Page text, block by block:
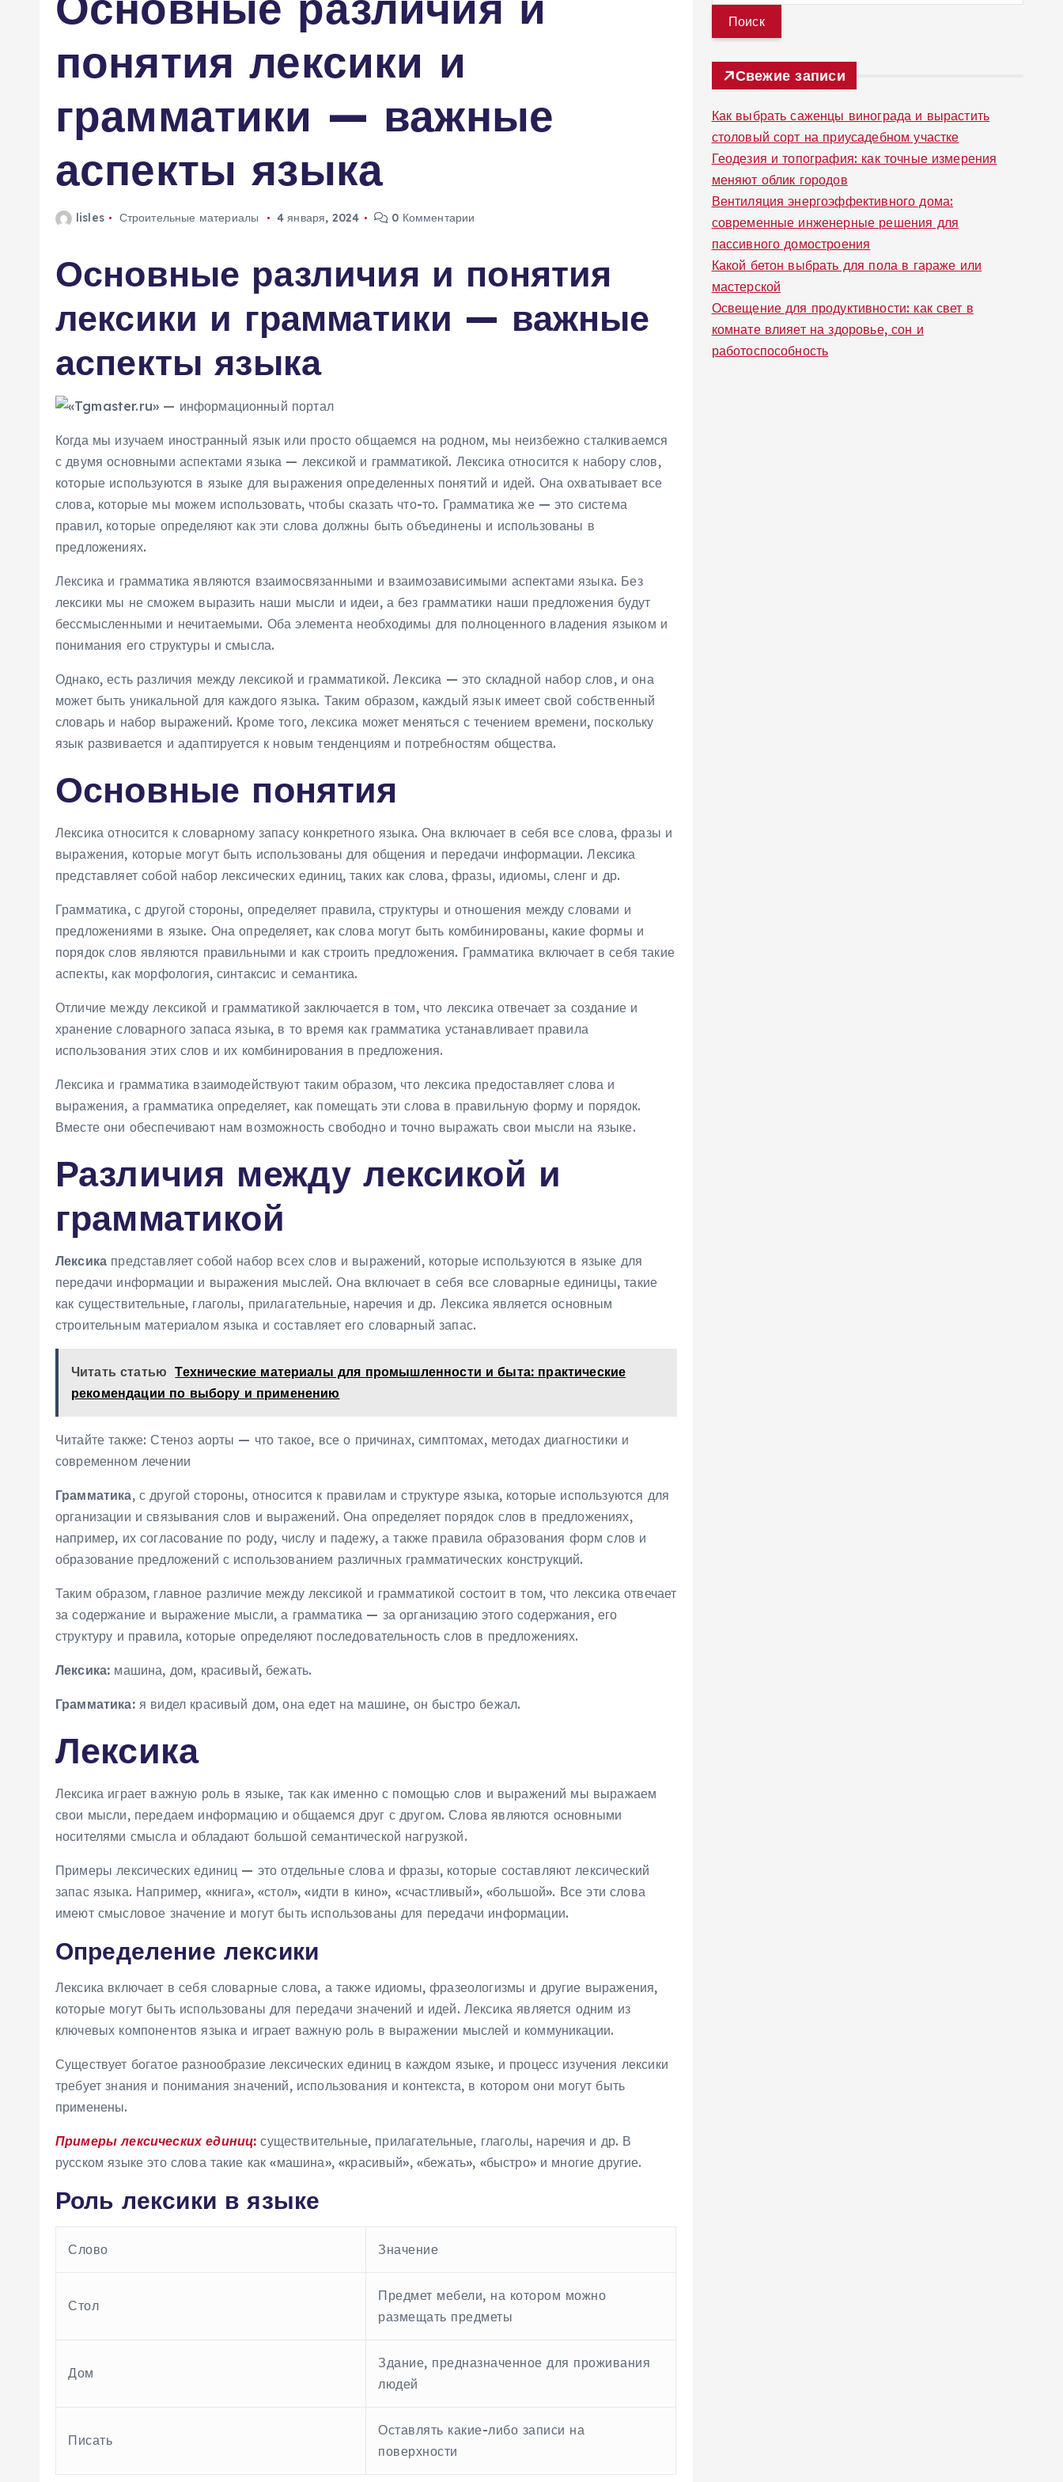
понятия лексики и
грамматики — важные
аспекты языка
lisles Строительные материалы 4 января, 2024 0 Комментарии
Основные различия и понятия
лексики и грамматики — важные
аспекты языка
Когда мы изучаем иностранный язык или просто общаемся на родном, мы неизбежно сталкиваемся
с двумя основными аспектами языка — лексикой и грамматикой. Лексика относится к набору слов,
которые используются в языке для выражения определенных понятий и идей. Она охватывает все
слова, которые мы можем использовать, чтобы сказать что-то. Грамматика же — это система
правил, которые определяют как эти слова должны быть объединены и использованы в
предложениях.
Лексика и грамматика являются взаимосвязанными и взаимозависимыми аспектами языка. Без
лексики мы не сможем выразить наши мысли и идеи, а без грамматики наши предложения будут
бессмысленными и нечитаемыми. Оба элемента необходимы для полноценного владения языком и
понимания его структуры и смысла.
Однако, есть различия между лексикой и грамматикой. Лексика — это складной набор слов, и она
может быть уникальной для каждого языка. Таким образом, каждый язык имеет свой собственный
словарь и набор выражений. Кроме того, лексика может меняться с течением времени, поскольку
язык развивается и адаптируется к новым тенденциям и потребностям общества.
Основные понятия
Лексика относится к словарному запасу конкретного языка. Она включает в себя все слова, фразы и
выражения, которые могут быть использованы для общения и передачи информации. Лексика
представляет собой набор лексических единиц, таких как слова, фразы, идиомы, сленг и др.
Грамматика, с другой стороны, определяет правила, структуры и отношения между словами и
предложениями в языке. Она определяет, как слова могут быть комбинированы, какие формы и
порядок слов являются правильными и как строить предложения. Грамматика включает в себя такие
аспекты, как морфология, синтаксис и семантика.
Отличие между лексикой и грамматикой заключается в том, что лексика отвечает за создание и
хранение словарного запаса языка, в то время как грамматика устанавливает правила
использования этих слов и их комбинирования в предложения.
Лексика и грамматика взаимодействуют таким образом, что лексика предоставляет слова и
выражения, а грамматика определяет, как помещать эти слова в правильную форму и порядок.
Вместе они обеспечивают нам возможность свободно и точно выражать свои мысли на языке.
Различия между лексикой и
грамматикой
Лексика представляет собой набор всех слов и выражений, которые используются в языке для
передачи информации и выражения мыслей. Она включает в себя все словарные единицы, такие
как существительные, глаголы, прилагательные, наречия и др. Лексика является основным
строительным материалом языка и составляет его словарный запас.
Читать статью Технические материалы для промышленности и быта: практические
рекомендации по выбору и применению
Читайте также: Стеноз аорты — что такое, все о причинах, симптомах, методах диагностики и
современном лечении
Грамматика, с другой стороны, относится к правилам и структуре языка, которые используются для
организации и связывания слов и выражений. Она определяет порядок слов в предложениях,
например, их согласование по роду, числу и падежу, а также правила образования форм слов и
образование предложений с использованием различных грамматических конструкций.
Таким образом, главное различие между лексикой и грамматикой состоит в том, что лексика отвечает
за содержание и выражение мысли, а грамматика — за организацию этого содержания, его
структуру и правила, которые определяют последовательность слов в предложениях.
Лексика: машина, дом, красивый, бежать.
Грамматика:я видел красивый дом, она едет на машине, он быстро бежал.
Лексика
Лексика играет важную роль в языке, так как именно с помощью слов и выражений мы выражаем
свои мысли, передаем информацию и общаемся друг с другом. Слова являются основными
носителями смысла и обладают большой семантической нагрузкой.
Примеры лексических единиц — это отдельные слова и фразы, которые составляют лексический
запас языка. Например, «книга», «стол», «идти в кино», «счастливый», «большой». Все эти слова
имеют смысловое значение и могут быть использованы для передачи информации.
Определение лексики
Лексика включает в себя словарные слова, а также идиомы, фразеологизмы и другие выражения,
которые могут быть использованы для передачи значений и идей. Лексика является одним из
ключевых компонентов языка и играет важную роль в выражении мыслей и коммуникации.
Существует богатое разнообразие лексических единиц в каждом языке, и процесс изучения лексики
требует знания и понимания значений, использования и контекста, в котором они могут быть
применены.
Примеры лексических единиц: существительные, прилагательные, глаголы, наречия и др. В
русском языке это слова такие как «машина», «красивый», «бежать», «быстро» и многие другие.
Роль лексики в языке
Слово Значение
Стол
Предмет мебели, на котором можно
размещать предметы
Дом
Здание, предназначенное для проживания
людей
Писать
Оставлять какие-либо записи на
поверхности
т
и
Свежие записи
Как выбрать саженцы винограда и вырастить
столовый сорт на приусадебном участке
Геодезия и топография: как точные измерения
меняют облик городов
Вентиляция энергоэффективного дома:
современные инженерные решения для
пассивного домостроения
Какой бетон выбрать для пола в гараже или
мастерской
Освещение для продуктивности: как свет в
комнате влияет на здоровье, сон и
работоспособность